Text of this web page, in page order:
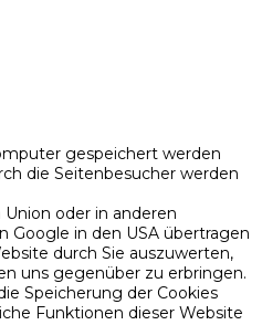
gespeichert werden
die Seitenbesucher werden
oder in anderen
Google in den USA übertragen
durch Sie auszuwerten,
uns gegenüber zu erbringen.
Speicherung der Cookies
Funktionen dieser Website